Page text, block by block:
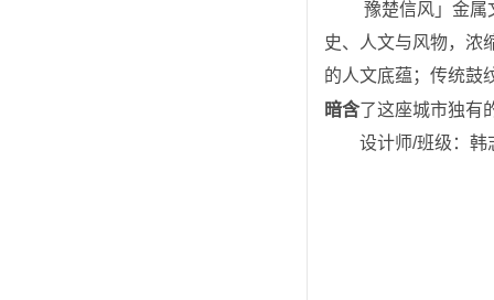
史、人文与风物，
的人文底蕴；传统鼓
暗含了这座城市独有
设计师/班级：韩